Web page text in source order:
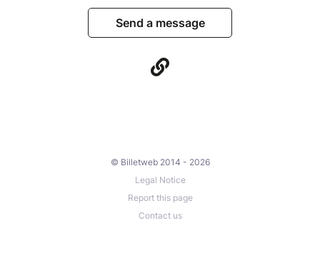
Send a message
© Billetweb 2014 - 2026
Legal Notice
Report this page
Contact us